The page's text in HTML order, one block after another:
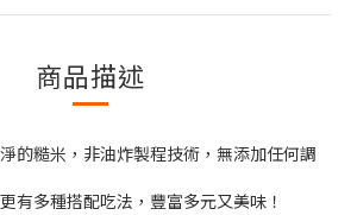
商品描述
的糙米，非油炸製程技術，無添加任何調
有多種搭配吃法，豐富多元又美味！